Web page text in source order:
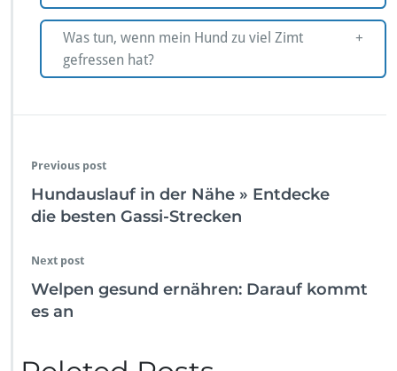
Was tun, wenn mein Hund zu viel Zimt
gefressen hat?
Previous post
Hundauslauf in der Nähe » Entdecke
die besten Gassi-Strecken
Next post
Welpen gesund ernähren: Darauf kommt
es an